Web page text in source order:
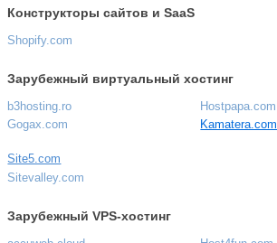
Конструкторы сайтов и SaaS
Shopify.com
Зарубежный виртуальный хостинг
b3hosting.ro
Gogax.com
Hostpapa.com
Kamatera.com
Site5.com
Sitevalley.com
Зарубежный VPS-хостинг